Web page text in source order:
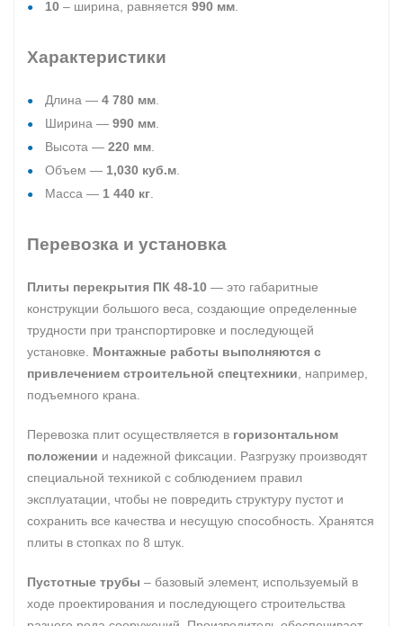
10 – ширина, равняется 990 мм
Характеристики
Длина — 4 780 мм
Ширина — 990 мм
Высота — 220 мм
Объем — 1,030 куб.м
Масса — 1 440 кг
Перевозка и установка
Плиты перекрытия ПК 48-10 — это габаритные
конструкции большого веса, создающие определенные
трудности при транспортировке и последующей
установке. Монтажные работы выполняются с
привлечением строительной спецтехники , например,
подъемного крана.
Перевозка плит осуществляется в горизонтальном
положении и надежной фиксации. Разгрузку производят
специальной техникой с соблюдением правил
эксплуатации, чтобы не повредить структуру пустот и
сохранить все качества и несущую способность. Хранятся
плиты в стопках по 8 штук.
Пустотные трубы – базовый элемент, используемый в
ходе проектирования и последующего строительства